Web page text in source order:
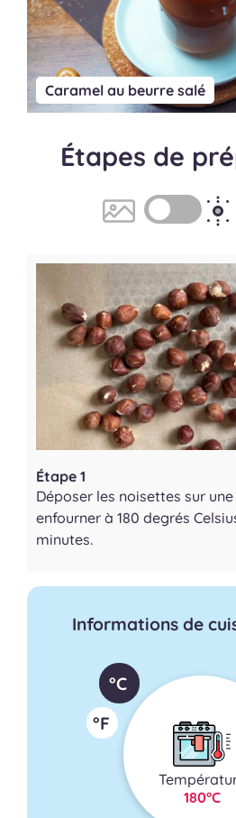
Caramel au beurre salé
Étapes de
Étape 1
Déposer les noisettes sur
enfourner à 180 degrés
minutes.
Informations de
180°C
°C
°F